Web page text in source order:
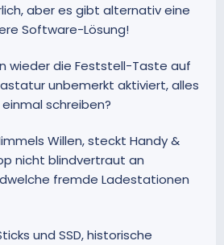
aber es gibt alternativ eine
Software-Lösung!
wieder die Feststell-Taste auf
unbemerkt aktiviert, alles
schreiben?
Willen, steckt Handy &
nicht blindvertraut an
fremde Ladestationen
und SSD, historische